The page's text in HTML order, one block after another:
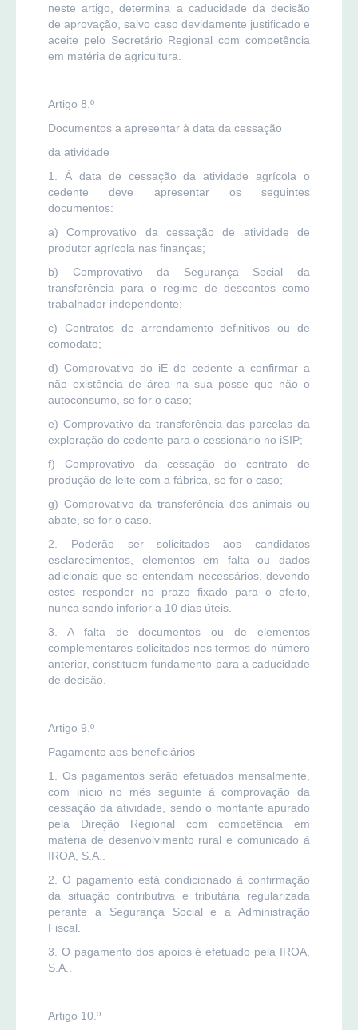
neste artigo, determina a caducidade da decisão
de aprovação, salvo caso devidamente justificado e
aceite pelo Secretário Regional com competência
em matéria de agricultura.
Artigo 8.º
Documentos a apresentar à data da cessação
da atividade
1. À data de cessação da atividade agrícola o
cedente deve apresentar os seguintes
documentos:
a) Comprovativo da cessação de atividade de
produtor agrícola nas finanças;
b) Comprovativo da Segurança Social da
transferência para o regime de descontos como
trabalhador independente;
c) Contratos de arrendamento definitivos ou de
comodato;
d) Comprovativo do iE do cedente a confirmar a
não existência de área na sua posse que não o
autoconsumo, se for o caso;
e) Comprovativo da transferência das parcelas da
exploração do cedente para o cessionário no iSIP;
f) Comprovativo da cessação do contrato de
produção de leite com a fábrica, se for o caso;
g) Comprovativo da transferência dos animais ou
abate, se for o caso.
2. Poderão ser solicitados aos candidatos
esclarecimentos, elementos em falta ou dados
adicionais que se entendam necessários, devendo
estes responder no prazo fixado para o efeito,
nunca sendo inferior a 10 dias úteis.
3. A falta de documentos ou de elementos
complementares solicitados nos termos do número
anterior, constituem fundamento para a caducidade
de decisão.
Artigo 9.º
Pagamento aos beneficiários
1. Os pagamentos serão efetuados mensalmente,
com início no mês seguinte à comprovação da
cessação da atividade, sendo o montante apurado
pela Direção Regional com competência em
matéria de desenvolvimento rural e comunicado à
IROA, S.A..
2. O pagamento está condicionado à confirmação
da situação contributiva e tributária regularizada
perante a Segurança Social e a Administração
Fiscal.
3. O pagamento dos apoios é efetuado pela IROA,
S.A..
Artigo 10.º